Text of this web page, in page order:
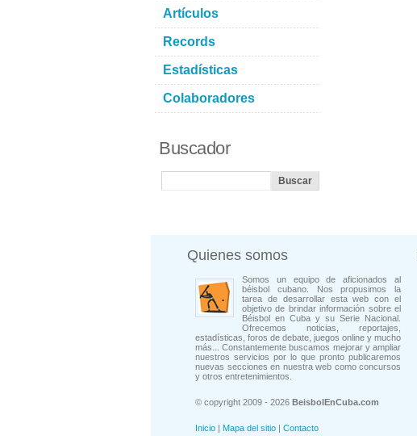
Artículos
Records
Estadísticas
Colaboradores
Buscador
Quienes somos
Somos un equipo de aficionados al
béisbol cubano. Nos propusimos la
tarea de desarrollar esta web con el
objetivo de brindar información sobre el
Béisbol en Cuba y su Serie Nacional.
Ofrecemos noticias, reportajes,
estadísticas, foros de debate, juegos online y mucho
más... Constantemente buscamos mejorar y ampliar
nuestros servicios por lo que pronto publicaremos
nuevas secciones en nuestra web como concursos
y otros entretenimientos.
© copyright 2009 - 2026 BeisbolEnCuba.com
Inicio | Mapa del sitio | Contacto